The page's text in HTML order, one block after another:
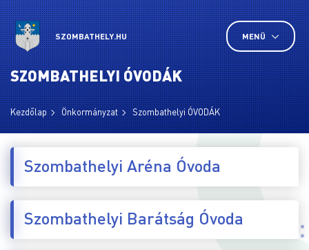
SZOMBATHELY.HU MENÜ
SZOMBATHELYI ÓVODÁK
Kezdőlap Önkormányzat Szombathelyi ÓVODÁK
Szombathelyi Aréna Óvoda
Szombathelyi Barátság Óvoda